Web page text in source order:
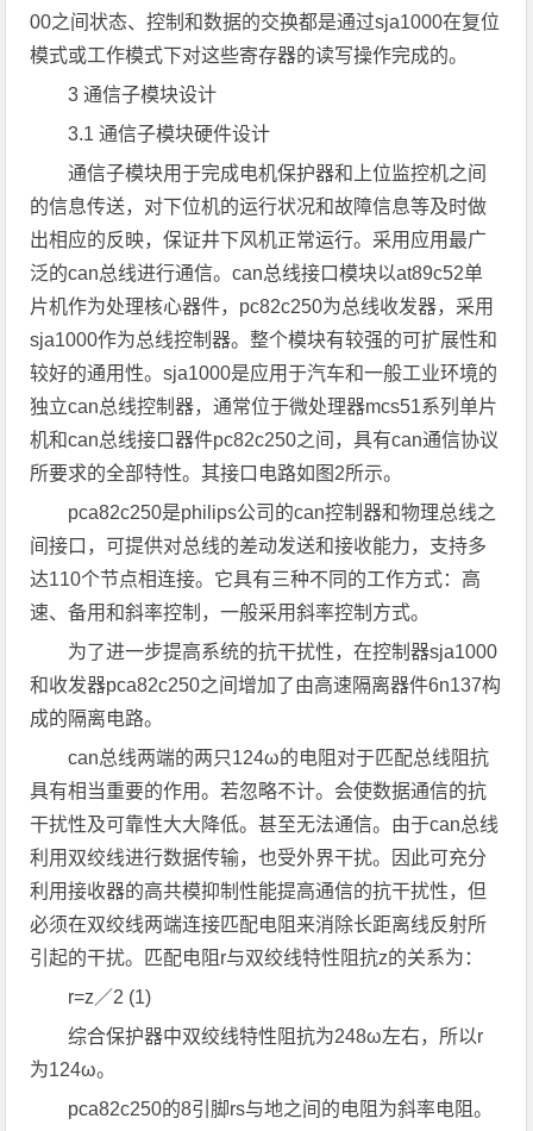
00之间状态、控制和数据的交换都是通过sja1000在复位
模式或工作模式下对这些寄存器的读写操作完成的。
3 通信子模块设计
3.1 通信子模块硬件设计
通信子模块用于完成电机保护器和上位监控机之间
的信息传送，对下位机的运行状况和故障信息等及时做
出相应的反映，保证井下风机正常运行。采用应用最广
泛的can总线进行通信。can总线接口模块以at89c52单
片机作为处理核心器件，pc82c250为总线收发器，采用
sja1000作为总线控制器。整个模块有较强的可扩展性和
较好的通用性。sja1000是应用于汽车和一般工业环境的
独立can总线控制器，通常位于微处理器mcs51系列单片
机和can总线接口器件pc82c250之间，具有can通信协议
所要求的全部特性。其接口电路如图2所示。
pca82c250是philips公司的can控制器和物理总线之
间接口，可提供对总线的差动发送和接收能力，支持多
达110个节点相连接。它具有三种不同的工作方式：高
速、备用和斜率控制，一般采用斜率控制方式。
为了进一步提高系统的抗干扰性，在控制器sja1000
和收发器pca82c250之间增加了由高速隔离器件6n137构
成的隔离电路。
can总线两端的两只124ω的电阻对于匹配总线阻抗
具有相当重要的作用。若忽略不计。会使数据通信的抗
干扰性及可靠性大大降低。甚至无法通信。由于can总线
利用双绞线进行数据传输，也受外界干扰。因此可充分
利用接收器的高共模抑制性能提高通信的抗干扰性，但
必须在双绞线两端连接匹配电阻来消除长距离线反射所
引起的干扰。匹配电阻r与双绞线特性阻抗z的关系为：
r=z／2 (1)
综合保护器中双绞线特性阻抗为248ω左右，所以r
为124ω。
pca82c250的8引脚rs与地之间的电阻为斜率电阻。